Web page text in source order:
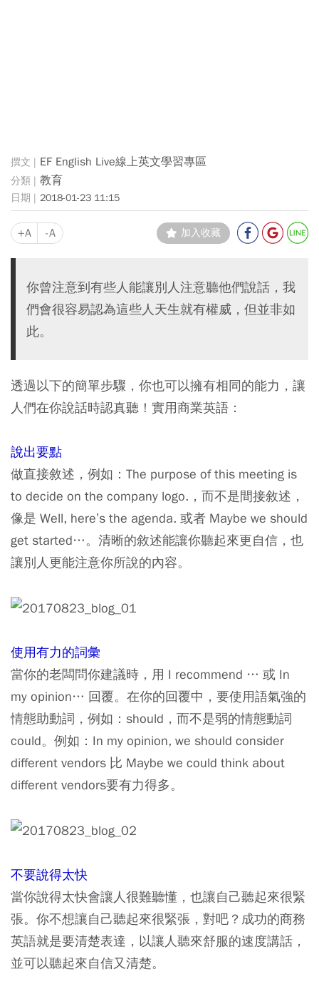
EF English Live線上英文學習專區
教育
2018-01-23 11:15
+A -A 加入收藏
你曾注意到有些人能讓別人注意聽他們說話，我
們會很容易認為這些人天生就有權威，但並非如
此。
透過以下的簡單步驟，你也可以擁有相同的能力，讓
人們在你說話時認真聽！實用商業英語：
說出要點
做直接敘述，例如：The purpose of this meeting is
to decide on the company logo.，而不是間接敘述，
像是 Well, here’s the agenda. 或者 Maybe we should
get started…。清晰的敘述能讓你聽起來更自信，也
讓別人更能注意你所說的內容。
使用有力的詞彙
當你的老闆問你建議時，用 I recommend … 或 In
my opinion… 回覆。在你的回覆中，要使用語氣強的
情態助動詞，例如：should，而不是弱的情態動詞
could。例如：In my opinion, we should consider
different vendors 比 Maybe we could think about
different vendors要有力得多。
不要說得太快
當你說得太快會讓人很難聽懂，也讓自己聽起來很緊
張。你不想讓自己聽起來很緊張，對吧？成功的商務
英語就是要清楚表達，以讓人聽來舒服的速度講話，
並可以聽起來自信又清楚。